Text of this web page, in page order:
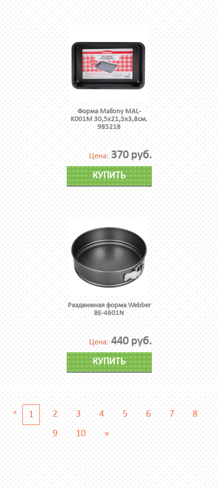
Форма Mallony MAL-
K001M 30,5x21,5x3,8см.
985218
Цена: 370 руб.
КУПИТЬ
Раздвижная форма Webber
ВЕ-4601N
Цена: 440 руб.
КУПИТЬ
« 1 2 3 4 5 6 7
8
9
10 »